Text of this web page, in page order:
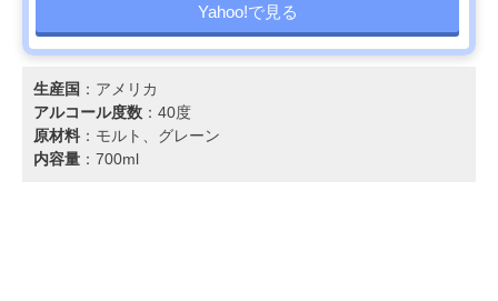
Yahoo!で見る
生産国 ：アメリカ
アルコール度数 ：40度
原材料 ：モルト、グレーン
内容量 ：700ml